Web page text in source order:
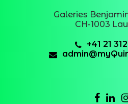
Galeries
CH-1003
+41 21